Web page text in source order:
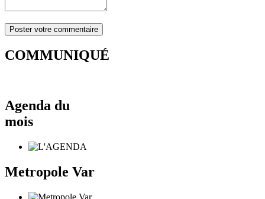
COMMUNIQUÉ
Agenda du
mois
Metropole Var